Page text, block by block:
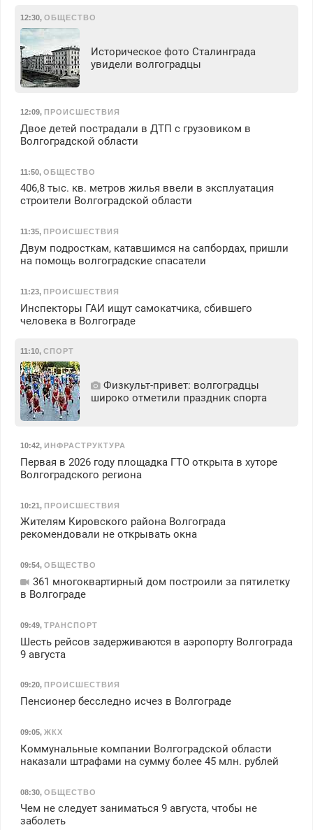
12:30, ОБЩЕСТВО
Историческое фото Сталинграда
увидели волгоградцы
12:09, ПРОИСШЕСТВИЯ
Двое детей пострадали в ДТП с грузовиком в
Волгоградской области
11:50, ОБЩЕСТВО
406,8 тыс. кв. метров жилья ввели в эксплуатация
строители Волгоградской области
11:35, ПРОИСШЕСТВИЯ
Двум подросткам, катавшимся на сапбордах, пришли
на помощь волгоградские спасатели
11:23, ПРОИСШЕСТВИЯ
Инспекторы ГАИ ищут самокатчика, сбившего
человека в Волгограде
11:10, СПОРТ
Физкульт‑привет: волгоградцы
широко отметили праздник спорта
10:42, ИНФРАСТРУКТУРА
Первая в 2026 году площадка ГТО открыта в хуторе
Волгоградского региона
10:21, ПРОИСШЕСТВИЯ
Жителям Кировского района Волгограда
рекомендовали не открывать окна
09:54, ОБЩЕСТВО
361 многоквартирный дом построили за пятилетку
в Волгограде
09:49, ТРАНСПОРТ
Шесть рейсов задерживаются в аэропорту Волгограда
9 августа
09:20, ПРОИСШЕСТВИЯ
Пенсионер бесследно исчез в Волгограде
09:05, ЖКХ
Коммунальные компании Волгоградской области
наказали штрафами на сумму более 45 млн. рублей
08:30, ОБЩЕСТВО
Чем не следует заниматься 9 августа, чтобы не
заболеть